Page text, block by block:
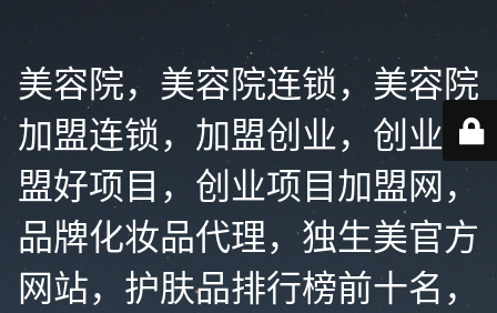
美容院，美容院连锁，美容院
加盟连锁，加盟创业，创业加
盟好项目，创业项目加盟网，
品牌化妆品代理，独生美官方
网站，护肤品排行榜前十名，